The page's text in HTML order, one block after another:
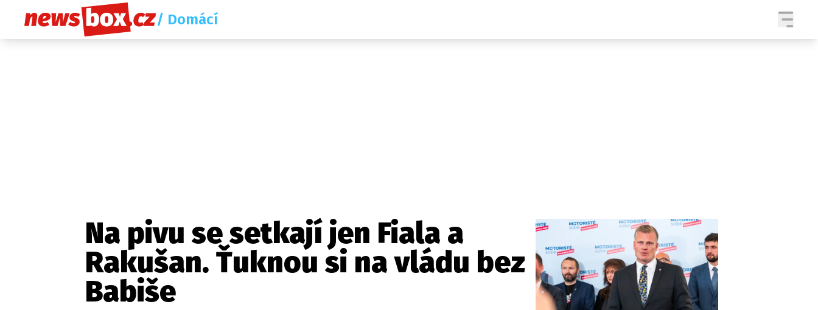
/ Domácí
Etický kodex Redakce Kontakt Vydavatel Inzerce Osobní údaje / Cookies Volná místa
Provozovatelem serveru newsbox.cz je INCORP MEDIA GROUP s.r.o., IČ: 118 23 054
SLEDUJTE NÁS NA
Na pivu se setkají jen Fiala a
Rakušan. Ťuknou si na vládu bez
Babiše